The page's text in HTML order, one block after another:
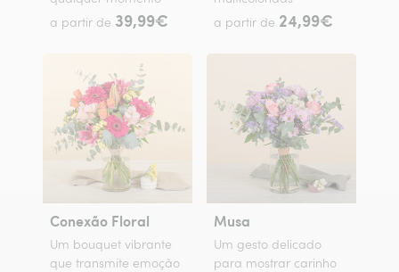
a partir de 39,99€
a partir de 24,99€
Conexão Floral
Um bouquet vibrante
que transmite emoção
Musa
Um gesto delicado
para mostrar carinho